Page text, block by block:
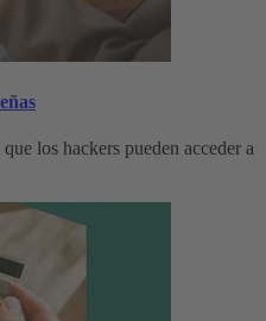
los hackers pueden acceder a